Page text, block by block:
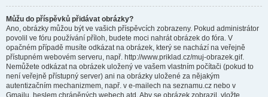
Můžu do příspěvků přidávat obrázky?
Ano, obrázky můžou být ve vašich příspěvcích zobrazeny. Pokud administrátor
povolil ve fóru používání příloh, budete moci nahrát obrázek do fóra. V
opačném případě musíte odkázat na obrázek, který se nachází na veřejně
přístupném webovém serveru, např. http://www.priklad.cz/muj-obrazek.gif.
Nemůžete odkázat na obrázek uložený ve vašem vlastním počítači (pokud to
není veřejně přístupný server) ani na obrázky uložené za nějakým
autentizačním mechanizmem, např. v e-mailech na seznamu.cz nebo v
Gmailu, heslem chráněných webech atd. Aby se obrázek zobrazil, vložte